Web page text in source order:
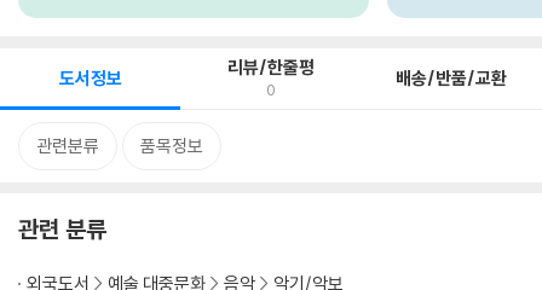
도서정보 리뷰/한줄평
0 배송/반품/교환
관련분류 품목정보
관련 분류
외국도서 예술 대중문화 음악 악기/악보